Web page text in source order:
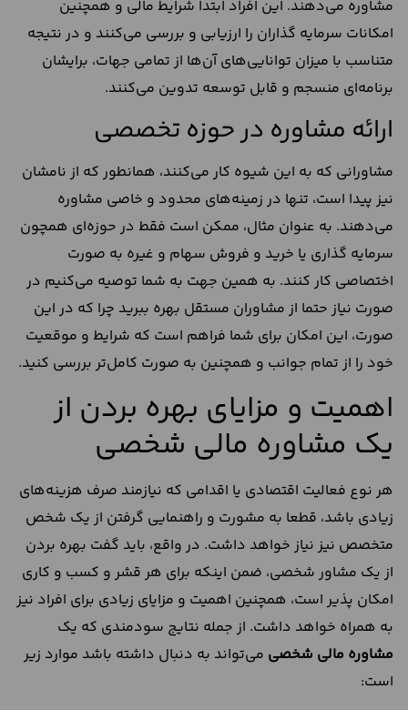
مشاوره می‌دهند. این افراد ابتدا شرایط مالی و همچنین
امکانات سرمایه گذاران را ارزیابی و بررسی می‌کنند و در نتیجه
متناسب با میزان توانایی‌های آن‌ها از تمامی جهات، برایشان
برنامه‌ای منسجم و قابل توسعه تدوین می‌کنند.
ارائه مشاوره در حوزه تخصصی
مشاورانی که به این شیوه کار می‌کنند، همانطور که از نامشان
نیز پیدا است، تنها در زمینه‌های محدود و خاصی مشاوره
می‌دهند. به عنوان مثال، ممکن است فقط در حوزه‌ای همچون
سرمایه گذاری یا خرید و فروش سهام و غیره به صورت
اختصاصی کار کنند. به همین جهت به شما توصیه می‌کنیم در
صورت نیاز حتما از مشاوران مستقل بهره ببرید چرا که در این
صورت، این امکان برای شما فراهم است که شرایط و موقعیت
خود را از تمام جوانب و همچنین به صورت کامل‌تر بررسی کنید.
اهمیت و مزایای بهره بردن از
یک مشاوره مالی شخصی
هر نوع فعالیت اقتصادی یا اقدامی که نیازمند صرف هزینه‌های
زیادی باشد، قطعا به مشورت و راهنمایی گرفتن از یک شخص
متخصص نیز نیاز خواهد داشت. در واقع، باید گفت بهره بردن
از یک مشاور شخصی، ضمن اینکه برای هر قشر و کسب و کاری
امکان پذیر است، همچنین اهمیت و مزایای زیادی برای افراد نیز
به همراه خواهد داشت. از جمله نتایج سودمندی که یک
مشاوره مالی شخصی می‌تواند به دنبال داشته باشد موارد زیر
است: